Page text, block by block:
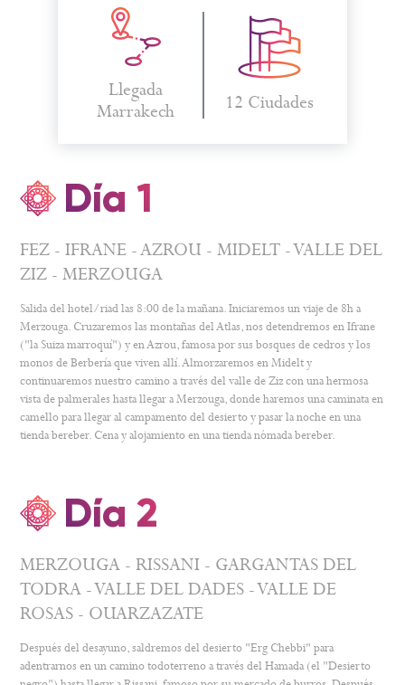
Llegada
Marrakech
12 Ciudades
Día 1
FEZ - IFRANE - AZROU - MIDELT - VALLE DEL
ZIZ - MERZOUGA
Salida del hotel/riad las 8:00 de la mañana. Iniciaremos un viaje de 8h a
Merzouga. Cruzaremos las montañas del Atlas, nos detendremos en Ifrane
("la Suiza marroquí") y en Azrou, famosa por sus bosques de cedros y los
monos de Berbería que viven allí. Almorzaremos en Midelt y
continuaremos nuestro camino a través del valle de Ziz con una hermosa
vista de palmerales hasta llegar a Merzouga, donde haremos una caminata en
camello para llegar al campamento del desierto y pasar la noche en una
tienda bereber. Cena y alojamiento en una tienda nómada bereber.
Día 2
MERZOUGA - RISSANI - GARGANTAS DEL
TODRA - VALLE DEL DADES - VALLE DE
ROSAS - OUARZAZATE
Después del desayuno, saldremos del desierto "Erg Chebbi" para
adentrarnos en un camino todoterreno a través del Hamada (el "Desierto